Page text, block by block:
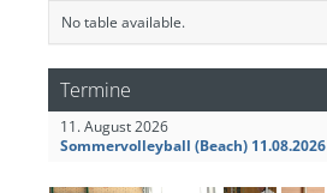
No table available.
Termine
11. August 2026
Sommervolleyball (Beach) 11.08.2026